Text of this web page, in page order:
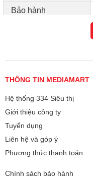
Bảo hành
THÔNG TIN MEDIAMART
Hệ thống 334 Siêu thị
Giới thiệu công ty
Tuyển dụng
Liên hệ và góp ý
Phương thức thanh toán
Chính sách bảo hành